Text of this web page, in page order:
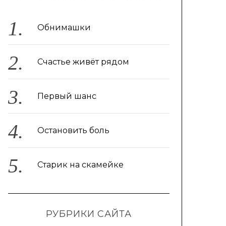
Обнимашки
Счастье живёт рядом
Первый шанс
Остановить боль
Старик на скамейке
РУБРИКИ САЙТА